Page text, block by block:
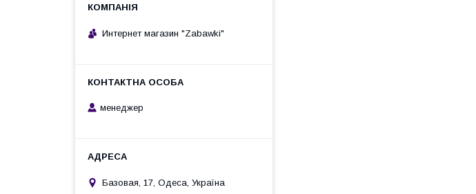
Интернет магазин "Zabawki"
менеджер
Базовая, 17, Одеса, Україна